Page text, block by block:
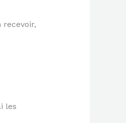
recevoir,
les